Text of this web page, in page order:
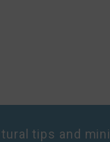
tips and mini